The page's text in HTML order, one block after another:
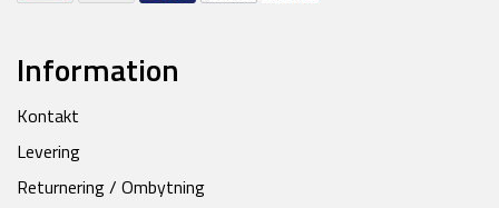
Information
Kontakt
Levering
Returnering / Ombytning